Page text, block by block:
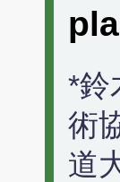
*鈴
術
道